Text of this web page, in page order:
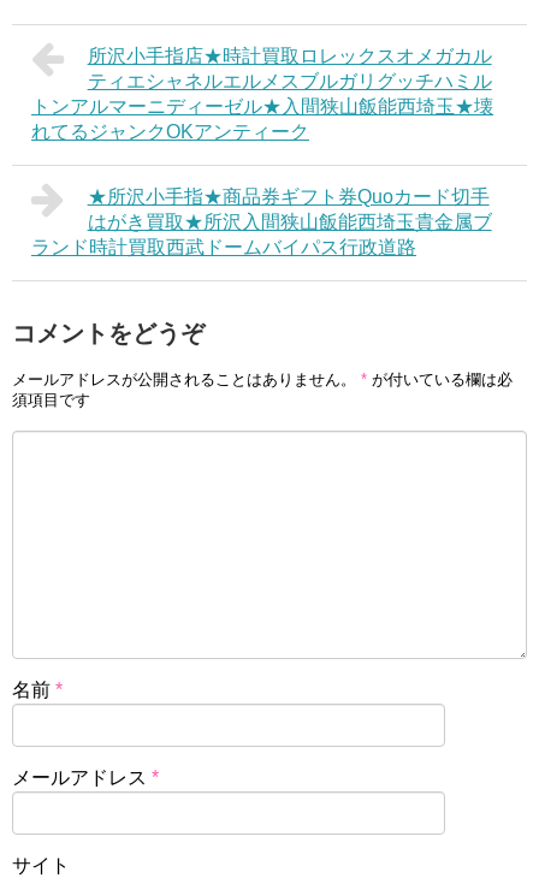
所沢小手指店★時計買取ロレックスオメガカル
ティエシャネルエルメスブルガリグッチハミル
トンアルマーニディーゼル★入間狭山飯能西埼玉★壊
れてるジャンクOKアンティーク
★所沢小手指★商品券ギフト券Quoカード切手
はがき買取★所沢入間狭山飯能西埼玉貴金属ブ
ランド時計買取西武ドームバイパス行政道路
コメントをどうぞ
メールアドレスが公開されることはありません。 * が付いている欄は必
須項目です
名前 *
メールアドレス *
サイト